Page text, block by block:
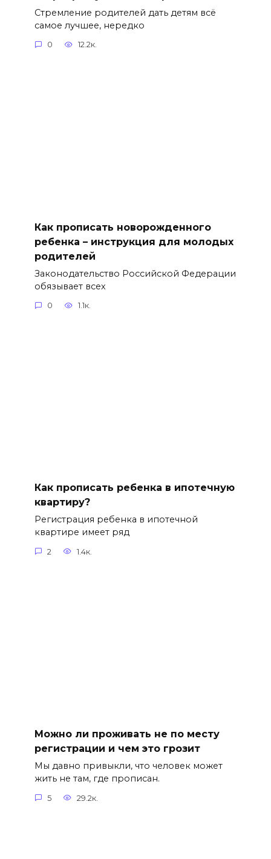
Стремление родителей дать детям всё
самое лучшее, нередко
0 12.2к.
Как прописать новорожденного
ребенка – инструкция для молодых
родителей
Законодательство Российской Федерации
обязывает всех
0 1.1к.
Как прописать ребенка в ипотечную
квартиру?
Регистрация ребенка в ипотечной
квартире имеет ряд
2 1.4к.
Можно ли проживать не по месту
регистрации и чем это грозит
Мы давно привыкли, что человек может
жить не там, где прописан.
5 29.2к.